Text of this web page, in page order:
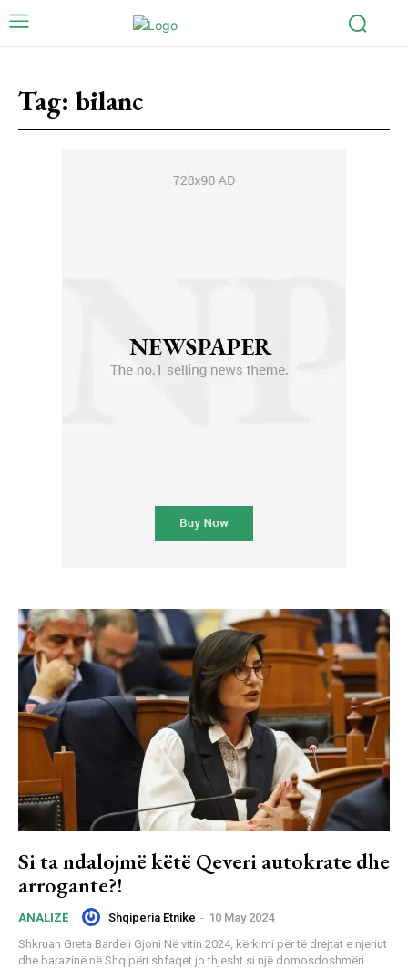
Tag: bilanc
Si ta ndalojmë këtë Qeveri autokrate dhe
arrogante?!
ANALIZË Shqiperia Etnike - 10 May 2024
Shkruan Greta Bardeli Gjoni Në vitin 2024, kërkimi për të drejtat e njeriut
dhe barazinë në Shqipëri shfaqet jo thjesht si një domosdoshmëri